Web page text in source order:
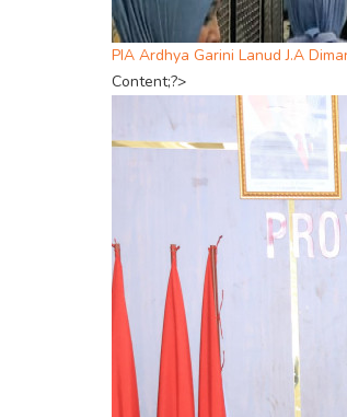
PIA Ardhya Garini Lanud J.A
Content;?>